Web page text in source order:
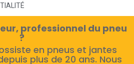
professionnel du pneu
?
en pneus et jantes
plus de 20 ans. Nous